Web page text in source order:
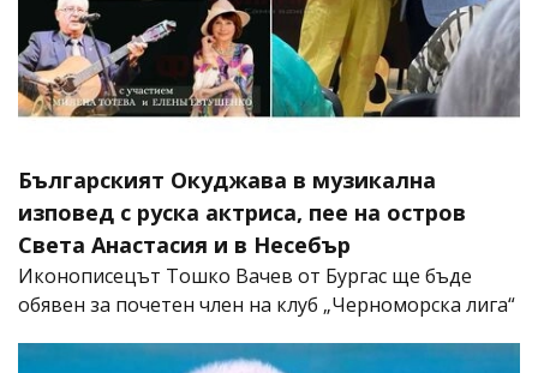
Българският Окуджава в музикална
изповед с руска актриса, пее на остров
Света Анастасия и в Несебър
Иконописецът Тошко Вачев от Бургас ще бъде
обявен за почетен член на клуб „Черноморска лига“